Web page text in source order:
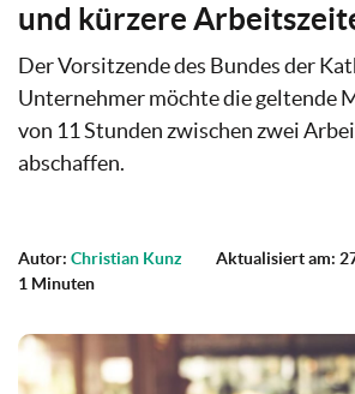
und kürzere
Der Vorsitzende des Bundes der
Unternehmer möchte die geltende
von 11 Stunden zwischen zwei
abschaffen.
Autor: Christian Kunz
Aktualisiert am:
1 Minuten